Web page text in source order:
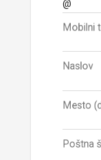
Mobilni
Naslov
Mesto
Poštna